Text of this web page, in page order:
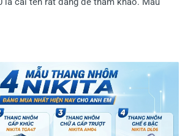
gia đình lựa chọn nhờ thiết kế rút gọn tiện
Nối Tiêu Dùng giúp anh em tìm hiểu chi
này nhé!